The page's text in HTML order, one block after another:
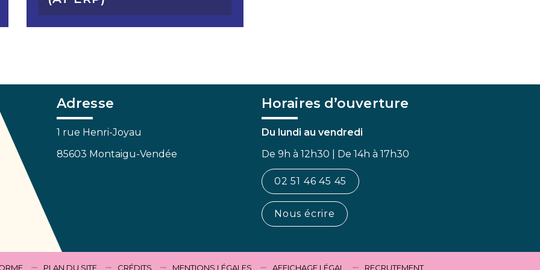
Adresse
1 rue Henri-Joyau
85603 Montaigu-Vendée
Horaires d’ouverture
Du lundi au vendredi
De 9h à 12h30 | De 14h à 17h30
02 51 46 45 45
Nous écrire
PLAN DU SITE CRÉDITS MENTIONS LÉGALES AFFICHAGE LÉGAL RECRUTEMENT